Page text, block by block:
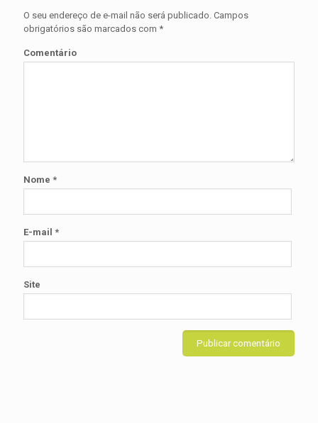
O seu endereço de e-mail não será publicado. Campos
obrigatórios são marcados com *
Comentário
Nome *
E-mail *
Site